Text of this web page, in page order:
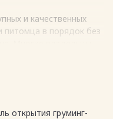
и качественных
в порядок без
доступности,
открытия груминг-